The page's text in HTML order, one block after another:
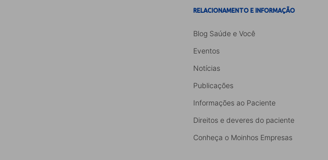
RELACIONAMENTO E INFORMAÇÃO
Blog Saúde e Você
Eventos
Notícias
Publicações
Informações ao Paciente
Direitos e deveres do paciente
Conheça o Moinhos Empresas